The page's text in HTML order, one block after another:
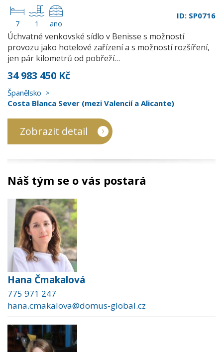
7 1 ano
ID: SP0716
Úchvatné venkovské sídlo v Benisse s možností
provozu jako hotelové zařízení a s možností rozšíření,
jen pár kilometrů od pobřeží…
34 983 450 Kč
Španělsko
Costa Blanca Sever (mezi Valencií a Alicante)
Zobrazit detail
Náš tým se o vás postará
Hana Čmakalová
775 971 247
hana.cmakalova@domus-global.cz